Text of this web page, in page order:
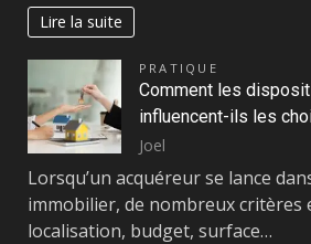
Lire la suite
PRATIQUE
Comment les
influencent-ils les
Joel
Lorsqu’un acquéreur se lance
immobilier, de nombreux critères
localisation, budget, surface…